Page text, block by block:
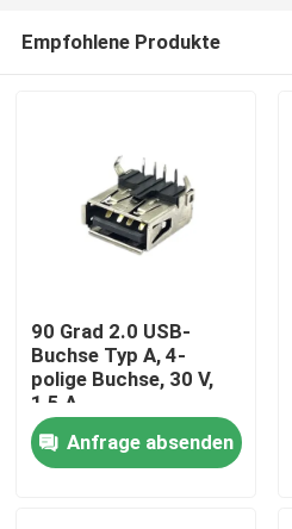
Empfohlene Produkte
90 Grad 2.0 USB-
Buchse Typ A, 4-
polige Buchse, 30 V,
1,5 A
Anfrage absenden